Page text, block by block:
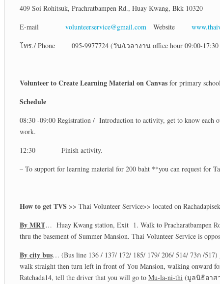
409 Soi Rohitsuk, Prachratbampen Rd., Huay Kwang, Bkk 10320
E-mail volunteerservice@gmail.comWebsite
โทร./ Phone 095-9977724 (วัน/เวลางาน office hour 09:00-
Volunteer to Create Learning Material on Canvasfor primary
Schedule
08:30 -09:00 Registration / Introduction to activity, get to know each
work.
12:30 Finish activity.
– To support for learning material for 200 baht **you can request for
How to get TVS >> Thai Volunteer Service>> located on
By MRT… Huay Kwang station, Exit 1. Walk to Pracharatbampen
thru the basement of Summer Mansion. Thai Volunteer Service is
By city bus… (Bus line 136 / 137/ 172/ 185/ 179/ 206/ 514/ 73ก /517)
walk straight then turn left in front of You Mansion, walking onward
Ratchada14, tell the driver that you will go to Mu-la-ni-thi(มูลนิธิอาสา